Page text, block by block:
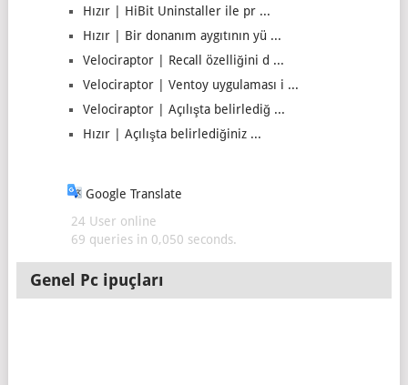
Hızır | HiBit Uninstaller ile pr ...
Hızır | Bir donanım aygıtının yü ...
Velociraptor | Recall özelliğini d ...
Velociraptor | Ventoy uygulaması i ...
Velociraptor | Açılışta belirlediğ ...
Hızır | Açılışta belirlediğiniz ...
Google Translate
24 User online
69 queries in 0,050 seconds.
Genel Pc ipuçları